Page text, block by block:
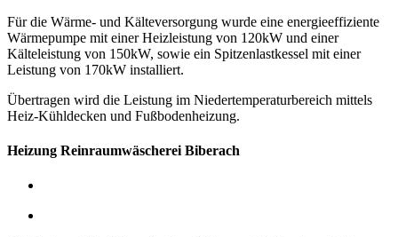
Für die Wärme- und Kälteversorgung wurde eine energieeffiziente
Wärmepumpe mit einer Heizleistung von 120kW und einer
Kälteleistung von 150kW, sowie ein Spitzenlastkessel mit einer
Leistung von 170kW installiert.
Übertragen wird die Leistung im Niedertemperaturbereich mittels
Heiz-Kühldecken und Fußbodenheizung.
Heizung Reinraumwäscherei Biberach